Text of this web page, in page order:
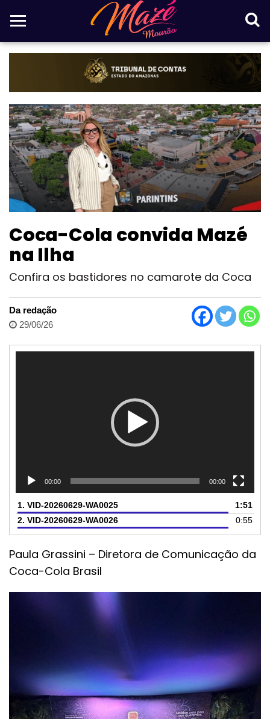
Coca-Cola convida Mazé
na Ilha
Confira os bastidores no camarote da Coca
Da redação
29/06/26
00:00 00:00
1. VID-20260629-WA0025
1:51
2. VID-20260629-WA0026 0:55
Paula Grassini – Diretora de Comunicação da
Coca-Cola Brasil